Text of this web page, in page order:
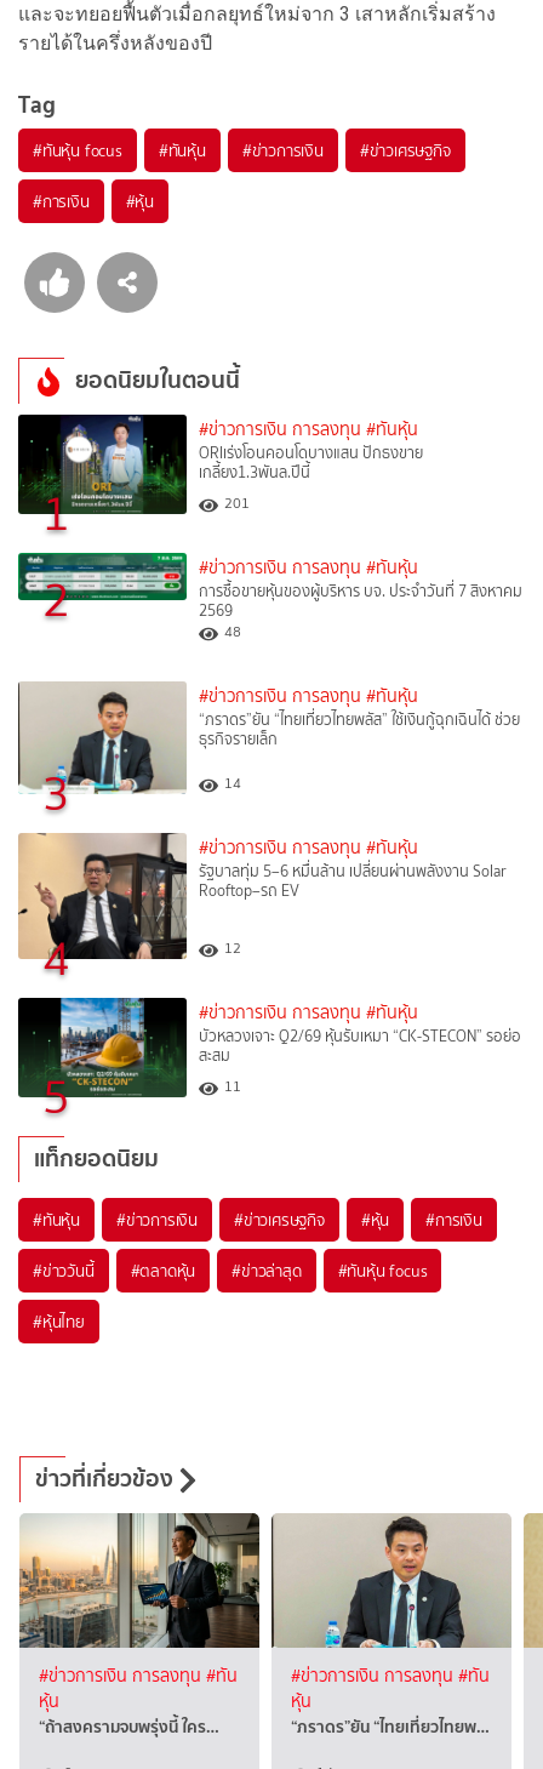
และจะทยอยฟื้นตัวเมื่อกลยุทธ์ใหม่จาก 3 เสาหลักเริ่มสร้าง
รายได้ในครึ่งหลังของปี
Tag
#ทันหุ้น focus #ทันหุ้น #ข่าวการเงิน #ข่าวเศรษฐกิจ
#การเงิน #หุ้น
ยอดนิยมในตอนนี้
1
#ข่าวการเงิน การลงทุน #ทันหุ้น
ORIเร่งโอนคอนโดบางแสน ปักธงขาย
เกลี้ยง1.3พันล.ปีนี้
201
2 #ข่าวการเงิน การลงทุน #ทันหุ้น
การซื้อขายหุ้นของผู้บริหาร บจ. ประจำวันที่ 7 สิงหาคม
2569
48
3
#ข่าวการเงิน การลงทุน #ทันหุ้น
“ภราดร”ยัน “ไทยเที่ยวไทยพลัส” ใช้เงินกู้ฉุกเฉินได้ ช่วย
ธุรกิจรายเล็ก
14
4
#ข่าวการเงิน การลงทุน #ทันหุ้น
รัฐบาลทุ่ม 5–6 หมื่นล้าน เปลี่ยนผ่านพลังงาน Solar
Rooftop–รถ EV
12
5
#ข่าวการเงิน การลงทุน #ทันหุ้น
บัวหลวงเจาะ Q2/69 หุ้นรับเหมา “CK-STECON” รอย่อ
สะสม
11
แท็กยอดนิยม
#ทันหุ้น #ข่าวการเงิน #ข่าวเศรษฐกิจ #หุ้น #การเงิน
#ข่าววันนี้ #ตลาดหุ้น #ข่าวล่าสุด #ทันหุ้น focus
#หุ้นไทย
ข่าวที่เกี่ยวข้อง
#ข่าวการเงิน การลงทุน #ทัน
หุ้น
“ถ้าสงครามจบพรุ่งนี้ ใคร…
#ข่าวการเงิน การลงทุน #ทัน
หุ้น
“ภราดร”ยัน “ไทยเที่ยวไทยพ…